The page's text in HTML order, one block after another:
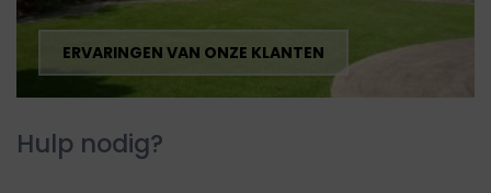
ERVARINGEN VAN ONZE KLANTEN
Hulp nodig?